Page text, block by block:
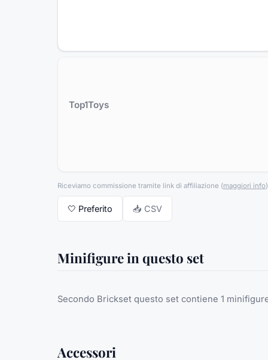
Top1Toys
Riceviamo commissione tramite link di affiliazione (maggiori info
🤍 Preferito 📥 CSV
Minifigure in questo set
Secondo Brickset questo set contiene 1
Accessori